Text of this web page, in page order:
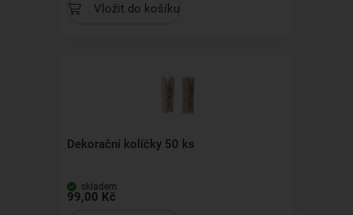
Vložit do košíku
Dekorační kolíčky 50 ks
skladem
99,00 Kč